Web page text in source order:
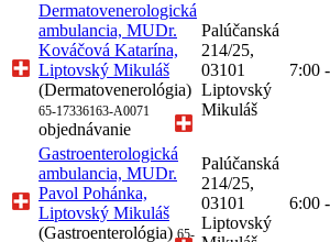
Dermatovenerologická
ambulancia, MUDr.
Kováčová Katarína,
Liptovský Mikuláš
(Dermatovenerológia)
65-17336163-A0071
objednávanie
Palúčanská
214/25,
03101
Liptovský
Mikuláš
7:00
Gastroenterologická
ambulancia, MUDr.
Pavol Pohánka,
Liptovský Mikuláš
(Gastroenterológia) 65-
Palúčanská
214/25,
03101
Liptovský
6:00